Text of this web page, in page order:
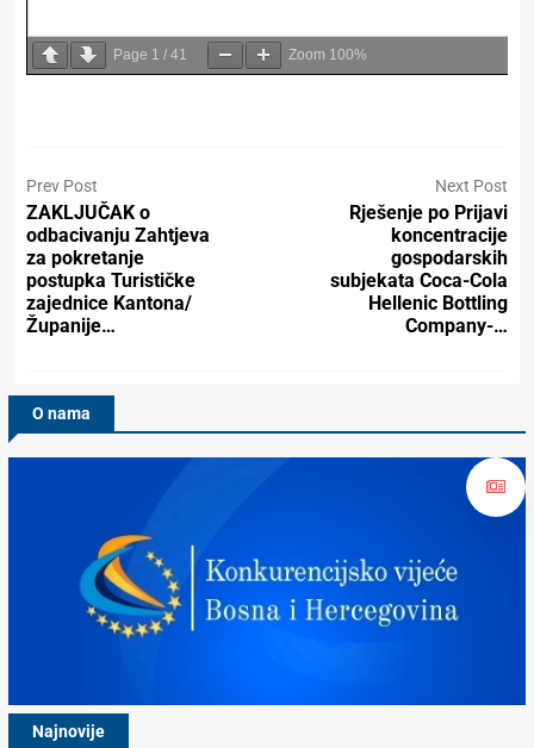
Page 1 / 41 Zoom 100%
Prev Post
ZAKLJUČAK o
odbacivanju Zahtjeva
za pokretanje
postupka Turističke
zajednice Kantona/
Županije…
Next Post
Rješenje po Prijavi
koncentracije
gospodarskih
subjekata Coca-Cola
Hellenic Bottling
Company-…
O nama
Najnovije